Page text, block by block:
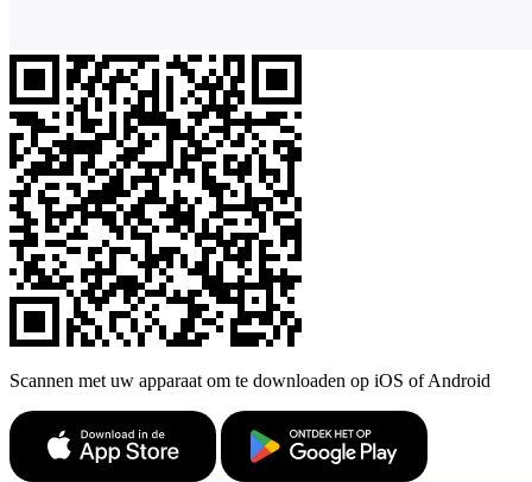
Scannen met uw apparaat om te downloaden op iOS of Android